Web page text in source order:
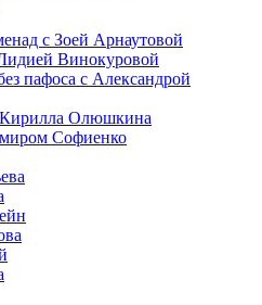
с Зоей Арнаутовой
Винокуровой
пафоса с Александрой
Олюшкина
Софиенко